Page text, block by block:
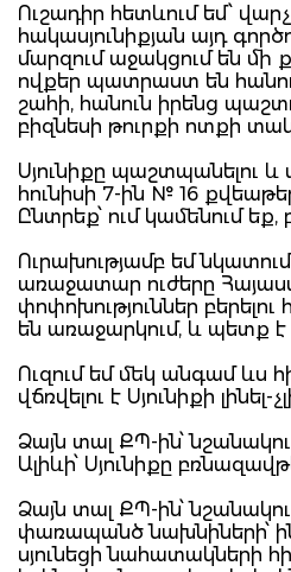
Ուշադիր հետևում եմ՝
հակասյունիքյան այդ
մարզում աջակցում են
ովքեր պատրաստ են
շահի, հանուն իրենց
բիզնեսի թուրքի ոտքի տակ
Սյունիքը պաշտպանելու և
հունիսի 7-ին № 16
Ընտրեք՝ ում կամենում եք,
Ուրախությամբ եմ
առաջատար ուժերը
փոփոխություններ
են առաջարկում, և պետք է
Ուզում եմ մեկ անգամ ևս
վճռվելու է Սյունիքի լինել-
Ձայն տալ ՔՊ-ին՝
Ալիևի՝ Սյունիքը
Ձայն տալ ՔՊ-ին՝
փառապանծ նախնիների՝
սյունեցի նահատակների